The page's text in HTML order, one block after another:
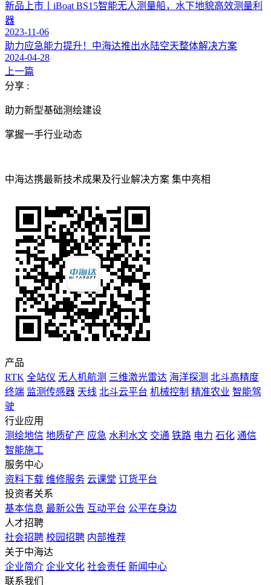
新品上市丨iBoat BS15智能无人测量船，水下地貌高效测量利
器
2023-11-06
助力应急能力提升！中海达推出水陆空天整体解决方案
2024-04-28
上一篇
分享 :
助力新型基础测绘建设
掌握一手行业动态
中海达携最新技术成果及行业解决方案 集中亮相
产品
RTK 全站仪 无人机航测 三维激光雷达 海洋探测 北斗高精度
终端 监测传感器 天线 北斗云平台 机械控制 精准农业 智能驾
驶
行业应用
测绘地信 地质矿产 应急 水利水文 交通 铁路 电力 石化 通信
智能施工
服务中心
资料下载 维修服务 云课堂 订货平台
投资者关系
基本信息 最新公告 互动平台 公平在身边
人才招聘
社会招聘 校园招聘 内部推荐
关于中海达
企业简介 企业文化 社会责任 新闻中心
联系我们